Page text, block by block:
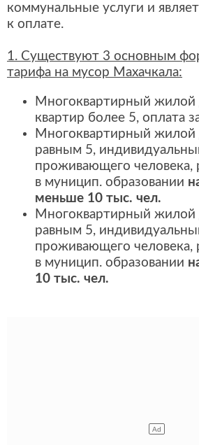
коммунальные услуги и
к оплате.
1. Существуют 3 основным
тарифа на мусор Махачкала:
Многоквартирный жилой
квартир более 5, оплата
Многоквартирный
равным 5,
проживающего
в муницип. образовании
меньше 10 тыс. чел.
Многоквартирный
равным 5,
проживающего
в муницип. образовании
10 тыс. чел.